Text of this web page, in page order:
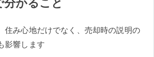
分かること
住み心地だけでなく、売却時の説明の
影響します